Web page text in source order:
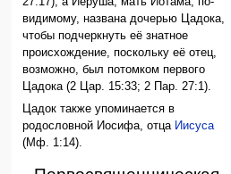
видимому, названа дочерью Цадока,
чтобы подчеркнуть её знатное
происхождение, поскольку её отец,
возможно, был потомком первого
Цадока (2 Цар. 15:33; 2 Пар. 27:1).
Цадок также упоминается в
родословной Иосифа, отца Иисуса
(Мф. 1:14).